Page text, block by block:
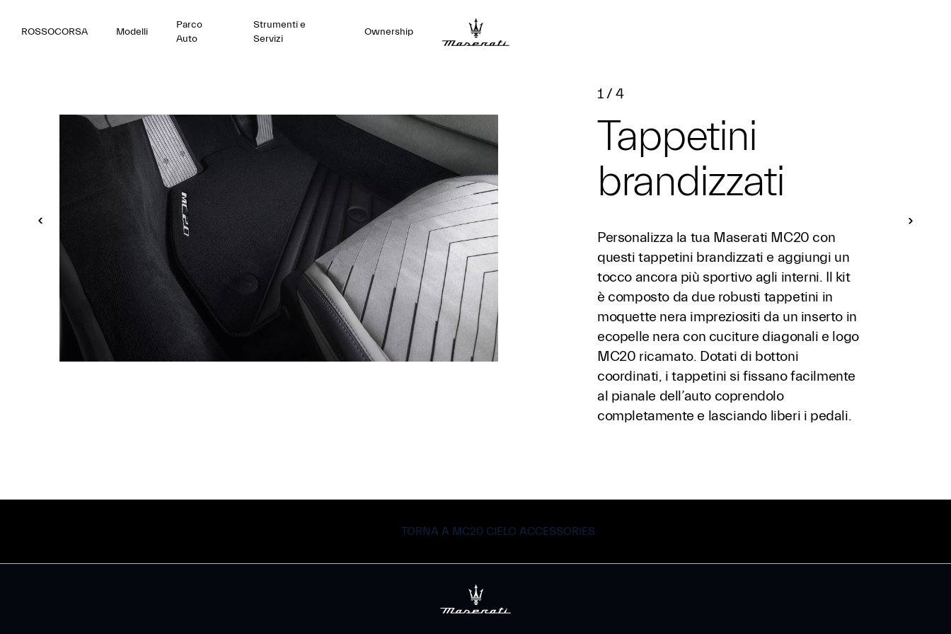
ROSSOCORSA Modelli
Parco
Auto
Strumenti e
Servizi
Ownership
1 / 4
Tappetini
brandizzati
Personalizza la tua Maserati MC20 con
questi tappetini brandizzati e aggiungi un
tocco ancora più sportivo agli interni. Il kit
è composto da due robusti tappetini in
moquette nera impreziositi da un inserto in
ecopelle nera con cuciture diagonali e logo
MC20 ricamato. Dotati di bottoni
coordinati, i tappetini si fissano facilmente
al pianale dell’auto coprendolo
completamente e lasciando liberi i pedali.
TORNA A MC20 CIELO ACCESSORIES